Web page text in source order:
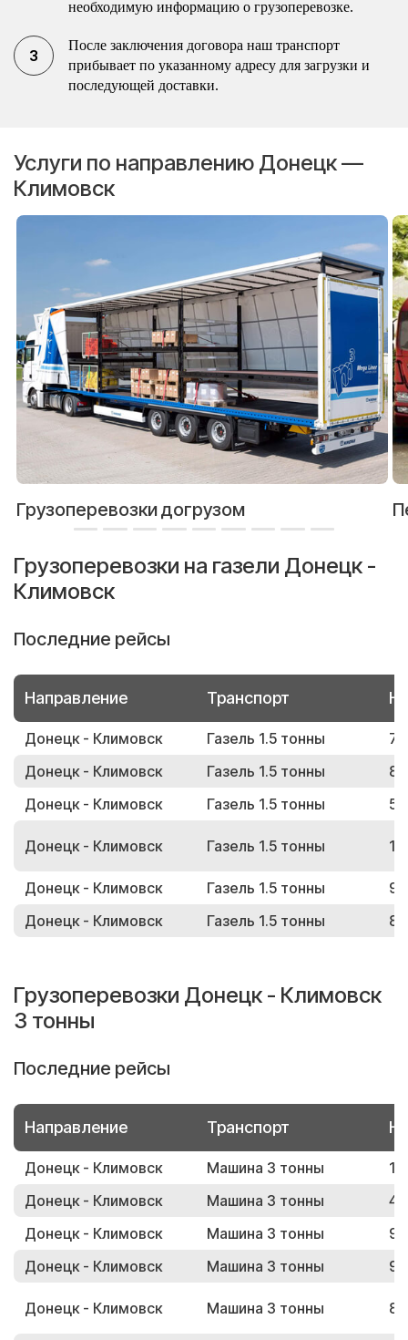
необходимую информацию о грузоперевозке.
После заключения договора наш транспорт
прибывает по указанному адресу для загрузки и
последующей доставки.
Услуги по направлению Донецк —
Климовск
Грузоперевозки догрузом
Грузоперевозки на газели Донецк -
Климовск
Последние рейсы
Направление Транспорт
Донецк - Климовск Газель 1.5 тонны
Донецк - Климовск
Газель 1.5 тонны
Донецк - Климовск
Газель 1.5 тонны
Донецк - Климовск Газель 1.5 тонны
Донецк - Климовск Газель 1.5 тонны
Донецк - Климовск
Газель 1.5 тонны
Грузоперевозки Донецк - Климовск
3 тонны
Последние рейсы
Направление Транспорт
Донецк - Климовск Машина 3 тонны
Донецк - Климовск
Машина 3 тонны
Донецк - Климовск
Машина 3 тонны
Донецк - Климовск
Машина 3 тонны
Донецк - Климовск Машина 3 тонны